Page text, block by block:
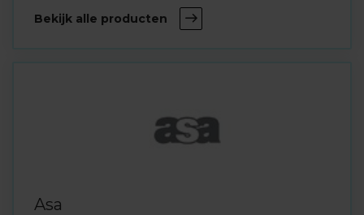
Bekijk alle producten
Asa